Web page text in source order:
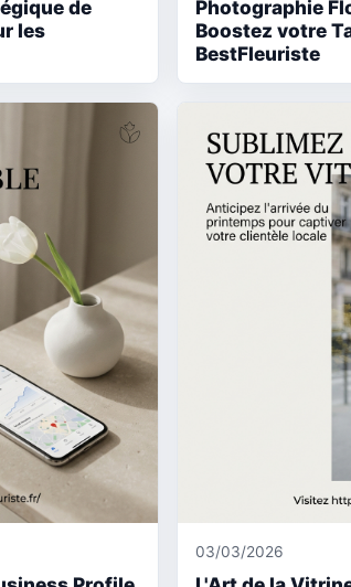
de
les
Photographie
Boostez votre
BestFleuriste
03/03/2026